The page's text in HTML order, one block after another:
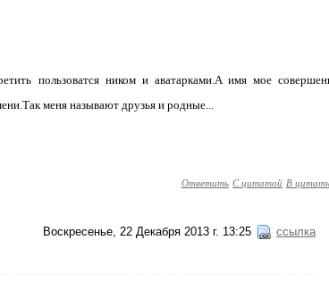
пользоватся ником и аватарками.A имя мое
меня называют друзья и родные...
Ответить С цитатой В
Воскресенье, 22 Декабря 2013 г. 13:25 ссылка